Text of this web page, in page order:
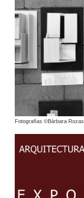
Fotografías ©Bárbara Rozas